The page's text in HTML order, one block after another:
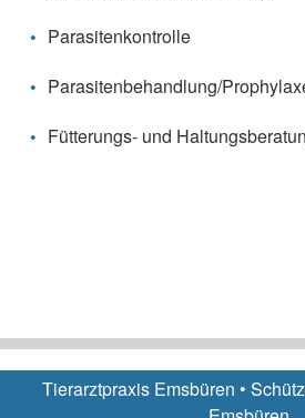
Parasitenkontrolle
Parasitenbehandlung/
Fütterungs- und
Tierarztpraxis Emsbüren •